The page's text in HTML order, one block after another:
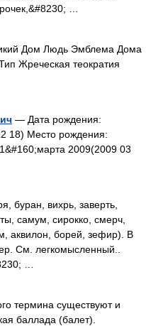
…
Дом Людь Эмблема Дома
Жреческая теократия
— Дата рождения:
18) Место рождения:
2009(2009 03
буран, вихрь, заверть,
самум, сирокко, смерч,
аквилон, борей, зефир). В
См. легкомысленный..
…
термина существуют и
баллада (балет).